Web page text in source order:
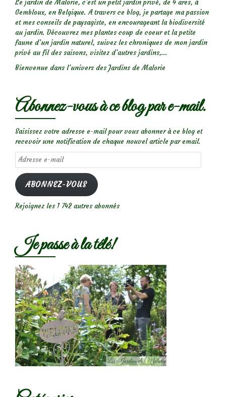
Le jardin de Malorie, c'est un petit jardin privé, de 4 ares, à
Gembloux, en Belgique. A travers ce blog, je partage ma passion
et mes conseils de paysagiste, en encourageant la biodiversité
au jardin. Découvrez mes plantes coup de coeur et la petite
faune d’un jardin naturel, suivez les chroniques de mon jardin
privé au fil des saisons, visitez d’autres jardins,...
Bienvenue dans l’univers des Jardins de Malorie
Abonnez-vous à ce blog par e-mail.
Saisissez votre adresse e-mail pour vous abonner à ce blog et
recevoir une notification de chaque nouvel article par email.
Adresse
e-
mail
ABONNEZ-VOUS
Rejoignez les 1 742 autres abonnés
Je passe à la télé!